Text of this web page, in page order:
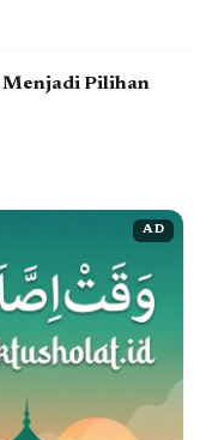
Menjadi Pilihan
AD